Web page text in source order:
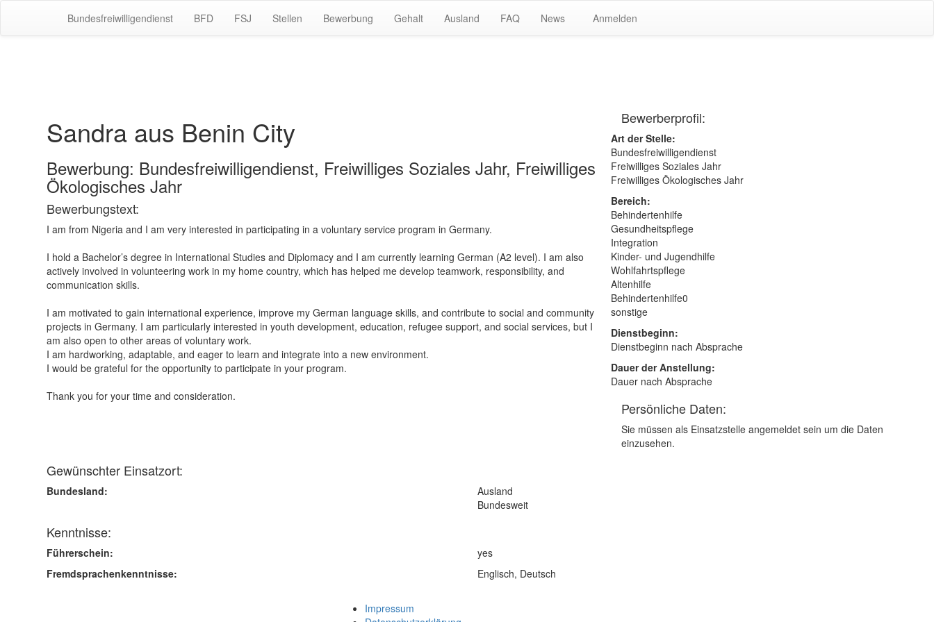
Bundesfreiwilligendienst BFD FSJ Stellen Bewerbung Gehalt Ausland FAQ News Anmelden
Sandra aus Benin City
Bewerbung: Bundesfreiwilligendienst, Freiwilliges Soziales Jahr, Freiwilliges
Ökologisches Jahr
Bewerbungstext:
I am from Nigeria and I am very interested in participating in a voluntary service program in Germany.
I hold a Bachelor’s degree in International Studies and Diplomacy and I am currently learning German (A2 level). I am also
actively involved in volunteering work in my home country, which has helped me develop teamwork, responsibility, and
communication skills.
I am motivated to gain international experience, improve my German language skills, and contribute to social and community
projects in Germany. I am particularly interested in youth development, education, refugee support, and social services, but I
am also open to other areas of voluntary work.
I am hardworking, adaptable, and eager to learn and integrate into a new environment.
I would be grateful for the opportunity to participate in your program.
Thank you for your time and consideration.
Bewerberprofil:
Art der Stelle:
Bundesfreiwilligendienst
Freiwilliges Soziales Jahr
Freiwilliges Ökologisches Jahr
Bereich:
Behindertenhilfe
Gesundheitspflege
Integration
Kinder- und Jugendhilfe
Wohlfahrtspflege
Altenhilfe
Behindertenhilfe0
sonstige
Dienstbeginn:
Dienstbeginn nach Absprache
Dauer der Anstellung:
Dauer nach Absprache
Persönliche Daten:
Sie müssen als Einsatzstelle angemeldet sein um die Daten
einzusehen.
Gewünschter Einsatzort:
Bundesland:
Ausland
Bundesweit
Kenntnisse:
Führerschein:
yes
Fremdsprachenkenntnisse:
Englisch, Deutsch
Impressum